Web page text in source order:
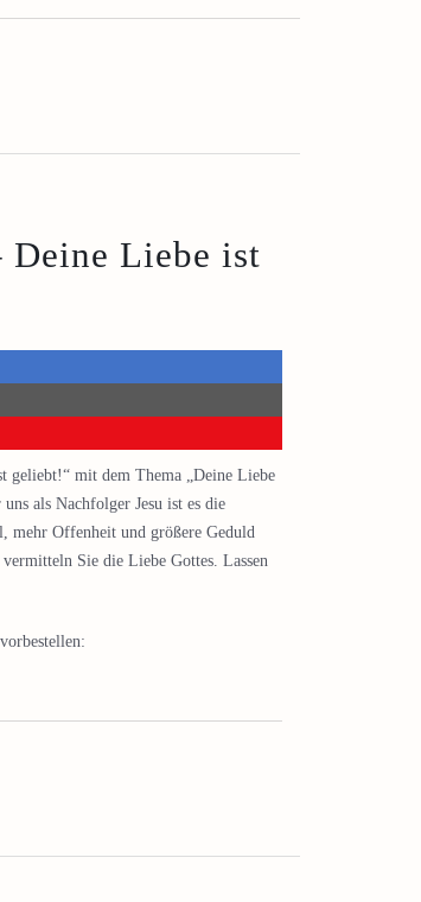
Deine Liebe ist
geliebt!“ mit dem Thema „Deine Liebe
als Nachfolger Jesu ist es die
mehr Offenheit und größere Geduld
Sie die Liebe Gottes. Lassen